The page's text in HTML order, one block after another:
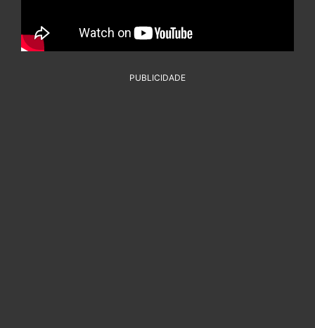
PUBLICIDADE